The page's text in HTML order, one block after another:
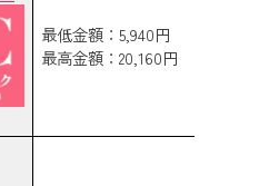
最低金額：5,940円
最高金額：20,160円